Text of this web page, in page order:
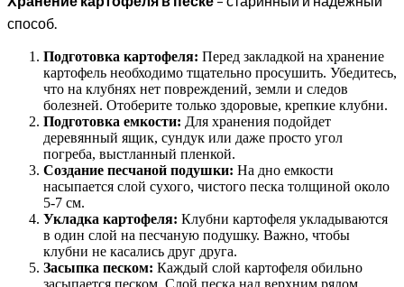
способ.
Подготовка картофеля: Перед закладкой на хранение
картофель необходимо тщательно просушить. Убедитесь,
что на клубнях нет повреждений, земли и следов
болезней. Отоберите только здоровые, крепкие клубни.
Подготовка емкости: Для хранения подойдет
деревянный ящик, сундук или даже просто угол
погреба, выстланный пленкой.
Создание песчаной подушки: На дно емкости
насыпается слой сухого, чистого песка толщиной около
5-7 см.
Укладка картофеля: Клубни картофеля укладываются
в один слой на песчаную подушку. Важно, чтобы
клубни не касались друг друга.
Засыпка песком: Каждый слой картофеля обильно
засыпается песком. Слой песка над верхним рядом